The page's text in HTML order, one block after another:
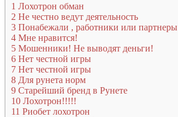
1 Лохотрон обман
2 Не честно ведут деятельность
3 Понабежали , работники или партнеры
4 Мне нравится!
5 Мошенники! Не выводят деньги!
6 Нет честной игры
7 Нет честной игры
8 Для рунета норм
9 Старейший бренд в Рунете
10 Лохотрон!!!!!
11 Риобет лохотрон